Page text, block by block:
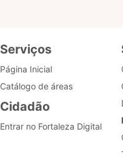
Serviços
Página Inicial
Catálogo de áreas
Cidadão
Entrar no Fortaleza Digital